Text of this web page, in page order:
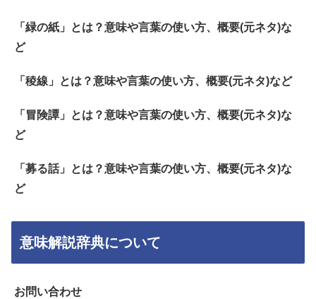
「緑の紙」とは？意味や言葉の使い方、概要(元ネタ)な
ど
「稜線」とは？意味や言葉の使い方、概要(元ネタ)など
「冒険譚」とは？意味や言葉の使い方、概要(元ネタ)な
ど
「募る話」とは？意味や言葉の使い方、概要(元ネタ)な
ど
意味解説辞典について
お問い合わせ